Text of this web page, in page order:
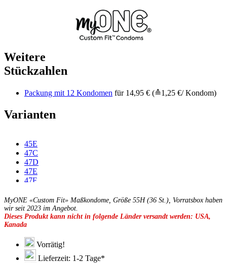
Weitere
Stückzahlen
Packung mit 12 Kondomen für 14,95 € (≙1,25 €/ Kondom)
Varianten
45E
47C
47D
47E
47F
49D
49E
49F
49G
51C
51D
51E
MyONE «Custom Fit» Maßkondome, Größe 55H (36 St.), Vorratsbox haben
wir seit 2023 im Angebot.
Dieses Produkt kann nicht in folgende Länder versandt werden: USA,
Kanada
Vorrätig!
Lieferzeit: 1-2 Tage*